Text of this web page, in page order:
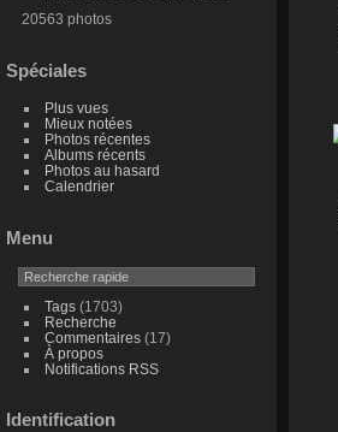
20563 photos
Spéciales
Plus vues
Mieux notées
Photos récentes
Albums récents
Photos au hasard
Calendrier
Menu
Tags(1703)
Recherche
Commentaires(17)
À propos
Notifications RSS
Identification